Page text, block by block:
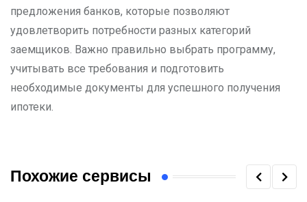
предложения банков, которые позволяют
удовлетворить потребности разных категорий
заемщиков. Важно правильно выбрать программу,
учитывать все требования и подготовить
необходимые документы для успешного получения
ипотеки.
Похожие сервисы